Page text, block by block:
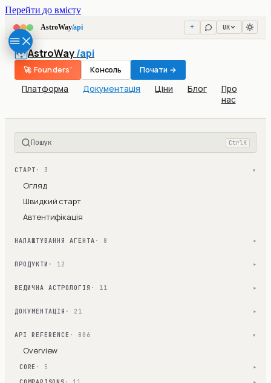
Перейти до вмісту
AstroWay/api UK
AstroWay/api
Платформа Документація Ціни Блог
Про
нас
🚀 Founders' Консоль Почати →
Пошук Ctrl K
СТАРТ · 3 ▾
Огляд
Швидкий старт
Автентифікація
НАЛАШТУВАННЯ АГЕНТА · 8 ▾
ПРОДУКТИ · 12 ▾
ВЕДИЧНА АСТРОЛОГІЯ · 11 ▾
ДОКУМЕНТАЦІЯ · 21 ▾
API REFERENCE · 806 ▾
Overview
CORE · 5 ▾
▾